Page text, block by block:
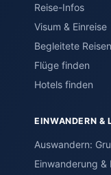
Reise-Infos
Visum & Einreise
Begleitete Reisen
Flüge finden
Hotels finden
EINWANDERN &
Auswandern:
Einwanderung &